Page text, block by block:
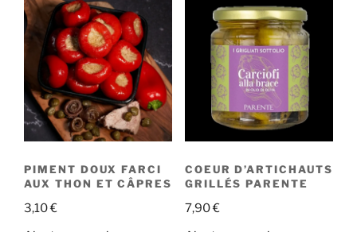
PIMENT DOUX FARCI
AUX THON ET CÂPRES
3,10€
COEUR D’ARTICHAUTS
GRILLÉS PARENTE
7,90€